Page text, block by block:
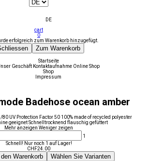
DE
cart
0
erfolgreich zum Warenkorb hinzugefügt.
Zum Warenkorb
Startseite
Geschäft Kontaktaufnahme Online Shop
Shop
Impressum
Badehose ocean amber
UV Protection Factor 50 100% made of recycled polyester
geeignet Schnelltrocknend flauschig gefüttert
Mehr anzeigen Weniger zeigen
1
Schnell! Nur noch 1 auf Lager!
CHF24.00
den Warenkorb Wählen Sie Varianten